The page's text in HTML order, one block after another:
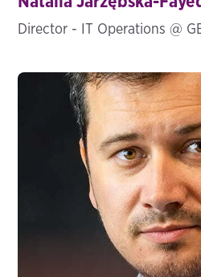
Director - IT Operations @